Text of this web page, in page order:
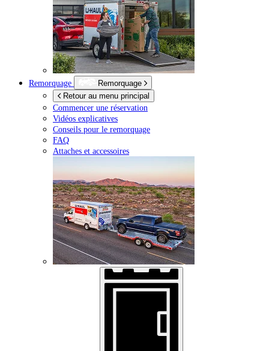
Remorquage
Remorquage
Retour au menu principal
Commencer une réservation
Vidéos explicatives
Conseils pour le remorquage
FAQ
Attaches et accessoires